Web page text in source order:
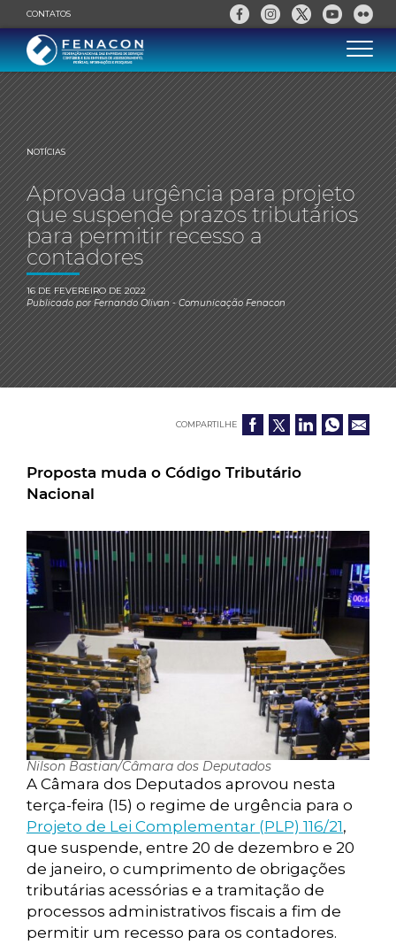
CONTATOS
NOTÍCIAS
Aprovada urgência para projeto
que suspende prazos tributários
para permitir recesso a
contadores
16 DE FEVEREIRO DE 2022
Publicado porFernando Olivan- Comunicação Fenacon
COMPARTILHE
Proposta muda o Código Tributário
Nacional
Nilson Bastian/Câmara dos Deputados
A Câmara dos Deputados aprovou nesta
terça-feira (15) o regime de urgência para o
Projeto de Lei Complementar (PLP) 116/21,
que suspende, entre 20 de dezembro e 20
de janeiro, o cumprimento de obrigações
tributárias acessórias e a tramitação de
processos administrativos fiscais a fim de
permitir um recesso para os contadores.